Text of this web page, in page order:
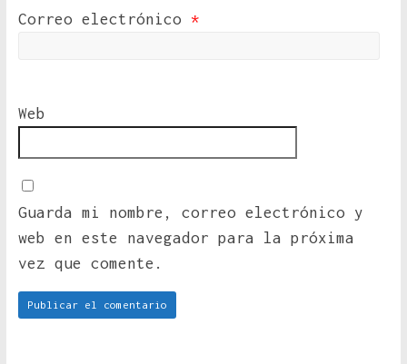
Correo electrónico *
Web
Guarda mi nombre, correo electrónico y
web en este navegador para la próxima
vez que comente.